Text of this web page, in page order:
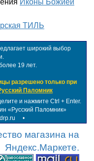
ТИЛЬ
широкий выбор
19 лет.
разрешено только при
Паломник
и нажмите Ctrl + Enter.
«Русский Паломник»
•